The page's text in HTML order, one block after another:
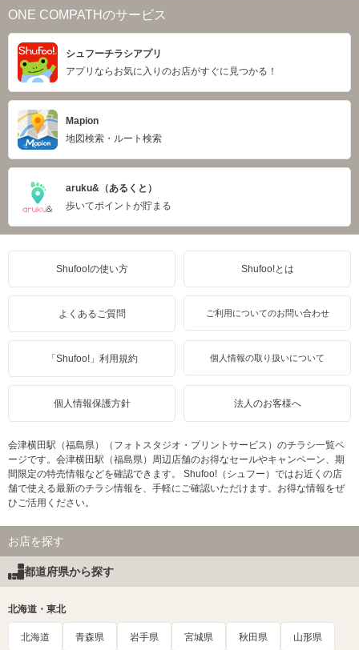
ONE COMPATHのサービス
シュフーチラシアプリ
アプリならお気に入りのお店がすぐに見つかる！
Mapion
地図検索・ルート検索
aruku&（あるくと）
歩いてポイントが貯まる
Shufoo!の使い方 Shufoo!とは
よくあるご質問 ご利用についてのお問い合わせ
「Shufoo!」利用規約 個人情報の取り扱いについて
個人情報保護方針 法人のお客様へ
会津横田駅（福島県）（フォトスタジオ・プリントサービス）のチラシ一覧ペ
ージです。会津横田駅（福島県）周辺店舗のお得なセールやキャンペーン、期
間限定の特売情報などを確認できます。 Shufoo!（シュフー）ではお近くの店
舗で使える最新のチラシ情報を、手軽にご確認いただけます。お得な情報をぜ
ひご活用ください。
お店を探す
都道府県から探す
北海道・東北
北海道 青森県 岩手県 宮城県 秋田県 山形県